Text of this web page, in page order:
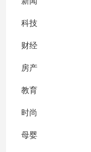
科技
财经
房产
教育
时尚
母婴